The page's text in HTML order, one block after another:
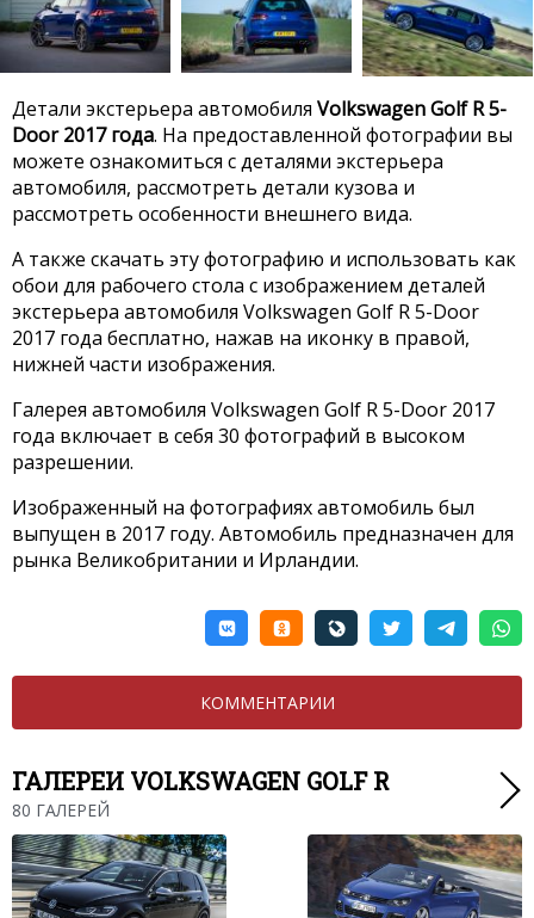
Детали экстерьера автомобиля Volkswagen Golf R 5-
Door 2017 года. На предоставленной фотографии вы
можете ознакомиться с деталями экстерьера
автомобиля, рассмотреть детали кузова и
рассмотреть особенности внешнего вида.
А также скачать эту фотографию и использовать как
обои для рабочего стола с изображением деталей
экстерьера автомобиля Volkswagen Golf R 5-Door
2017 года бесплатно, нажав на иконку в правой,
нижней части изображения.
Галерея автомобиля Volkswagen Golf R 5-Door 2017
года включает в себя 30 фотографий в высоком
разрешении.
Изображенный на фотографиях автомобиль был
выпущен в 2017 году. Автомобиль предназначен для
рынка Великобритании и Ирландии.
КОММЕНТАРИИ
ГАЛЕРЕИ VOLKSWAGEN GOLF R
80 ГАЛЕРЕЙ